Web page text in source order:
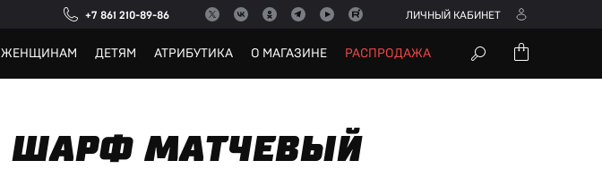
+7 861 210-89-86 ЛИЧНЫЙ КАБИНЕТ
ЖЕНЩИНАМ ДЕТЯМ АТРИБУТИКА О МАГАЗИНЕ РАСПРОДАЖА
ШАРФ МАТЧЕВЫЙ